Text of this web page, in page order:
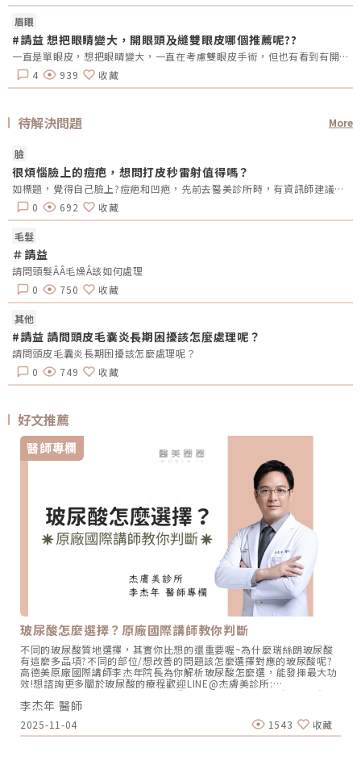
眉眼
#請益 想把眼睛變大，開眼頭及縫雙眼皮哪個推薦呢??
一直是單眼皮，想把眼睛變大，一直在考慮雙眼皮手術，但也有看到有開眼頭的手術，哪總推薦呢?還是兩個都做??需要注意甚麼嗎??
4
939 收藏
待解決問題 More
臉
很煩惱臉上的痘疤，想問打皮秒雷射值得嗎？
如標題，覺得自己臉上?️痘疤和凹疤，先前去醫美診所時，有資訊師建議達到皮秒，但我不知道會不會容易引起過敏？想請問有打過的人，覺得值得嗎？
0
692 收藏
毛髮
＃請益
請問頭髮ÂÂ毛燥Â該如何處理
0
750 收藏
其他
#請益 請問頭皮毛囊炎長期困擾該怎麼處理呢？
請問頭皮毛囊炎長期困擾該怎麼處理呢？
0
749 收藏
好文推薦
醫師專欄
玻尿酸怎麼選擇？原廠國際講師教你判斷
不同的玻尿酸質地選擇，其實你比想的還重要喔~為什麼瑞絲朗玻尿酸
有這麼多品項?不同的部位/想改善的問題該怎麼選擇對應的玻尿酸呢?
高德美原廠國際講師李杰年院長為你解析玻尿酸怎麼選，能發揮最大功
效!想諮詢更多關於玻尿酸的療程歡迎LINE@杰膚美診所:
https://page.line.me/xhc2941b重點摘要：00:11 玻尿酸作用介紹
00:47 玻尿酸分為三大類型02:09 迷思一、玻尿酸打哪裡都可以？
02:36 迷思二、打完下巴蘋果肌看起來怪怪的？03:30 迷思三、臉部鬆
弛只能做拉皮嗎？05:00 總結LINE官方帳號一對一咨詢👉
https://reurl.cc/x3EQZN歡迎訂閱我的頻道👉
李杰年 醫師
2025-11-04 1543 收藏